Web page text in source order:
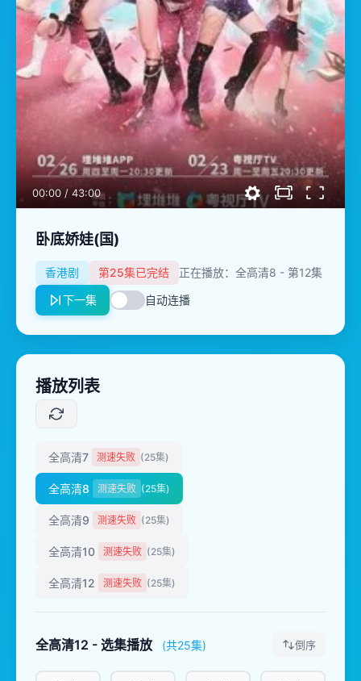
00:00 / 43:00
卧底娇娃(国)
香港剧 第25集已完结
正在播放：全高清8 - 第12集
下一集
自动连播
播放列表
全高清7 测速失败 (25集)
全高清8 测速失败 (25集)
全高清9 测速失败 (25集)
全高清10 测速失败 (25集)
全高清12 测速失败 (25集)
全高清12 - 选集播放 (共25集) 倒序